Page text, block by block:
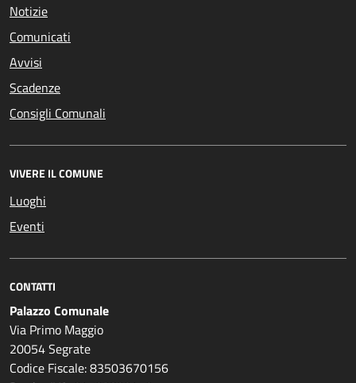
Notizie
Comunicati
Avvisi
Scadenze
Consigli Comunali
VIVERE IL COMUNE
Luoghi
Eventi
CONTATTI
Palazzo Comunale
Via Primo Maggio
20054 Segrate
Codice Fiscale: 83503670156